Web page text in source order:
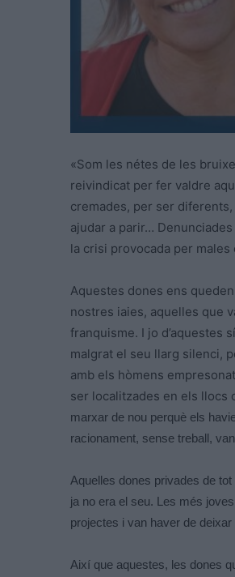
«Som les nétes de les
reivindicat per fer valdre
cremades, per ser
ajudar a parir…
la crisi provocada per
Aquestes dones ens
nostres iaies, aquelles que
franquisme. I jo d’aquestes
malgrat el seu llarg silenci,
amb els hòmens
ser localitzades en els llocs
marxar de nou perquè els
racionament, sense treball,
Aquelles dones privades de
ja no era el seu. Les més
projectes i van haver de
Així que aquestes, les dones